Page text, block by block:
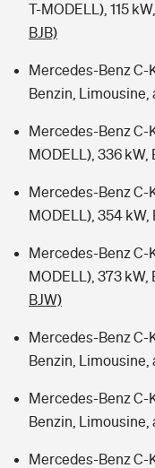
T-MODELL), 115
BJB)
Mercedes-Benz C-
Benzin, Limousine,
Mercedes-Benz C-
MODELL), 336
Mercedes-Benz C-
MODELL), 354
Mercedes-Benz C-
MODELL), 373
BJW)
Mercedes-Benz C-
Benzin, Limousine,
Mercedes-Benz C-
Benzin, Limousine,
Mercedes-Benz C-